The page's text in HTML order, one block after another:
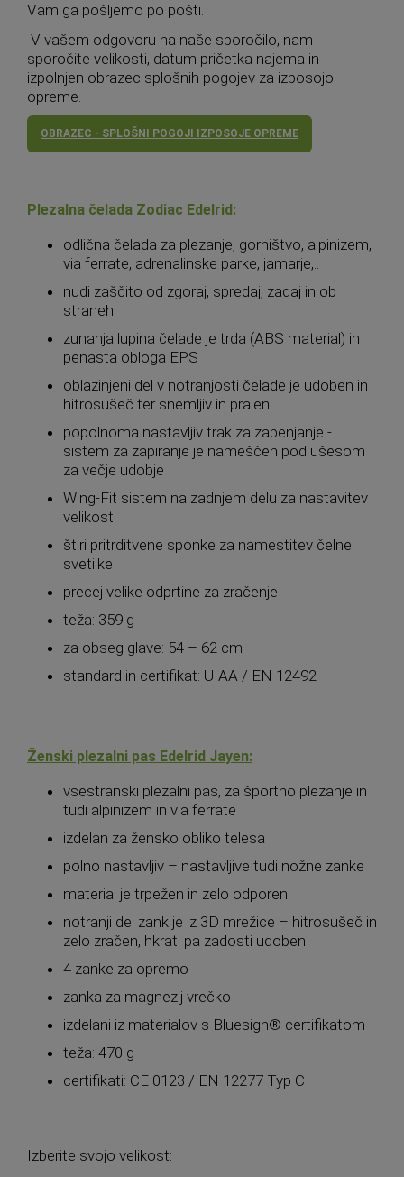
Vam ga pošljemo po pošti.
V vašem odgovoru na naše sporočilo, nam
sporočite velikosti, datum pričetka najema in
izpolnjen obrazec splošnih pogojev za izposojo
opreme.
OBRAZEC - SPLOŠNI POGOJI IZPOSOJE OPREME
Plezalna čelada Zodiac Edelrid:
odlična čelada za plezanje, gorništvo, alpinizem,
via ferrate, adrenalinske parke, jamarje,..
nudi zaščito od zgoraj, spredaj, zadaj in ob
straneh
zunanja lupina čelade je trda (ABS material) in
penasta obloga EPS
oblazinjeni del v notranjosti čelade je udoben in
hitrosušeč ter snemljiv in pralen
popolnoma nastavljiv trak za zapenjanje -
sistem za zapiranje je nameščen pod ušesom
za večje udobje
Wing-Fit sistem na zadnjem delu za nastavitev
velikosti
štiri pritrditvene sponke za namestitev čelne
svetilke
precej velike odprtine za zračenje
teža: 359 g
za obseg glave: 54 – 62 cm
standard in certifikat: UIAA / EN 12492
Ženski plezalni pas Edelrid Jayen:
vsestranski plezalni pas, za športno plezanje in
tudi alpinizem in via ferrate
izdelan za žensko obliko telesa
polno nastavljiv – nastavljive tudi nožne zanke
material je trpežen in zelo odporen
notranji del zank je iz 3D mrežice – hitrosušeč in
zelo zračen, hkrati pa zadosti udoben
4 zanke za opremo
zanka za magnezij vrečko
izdelani iz materialov s Bluesign® certifikatom
teža: 470 g
certifikati: CE 0123 / EN 12277 Typ C
Izberite svojo velikost: